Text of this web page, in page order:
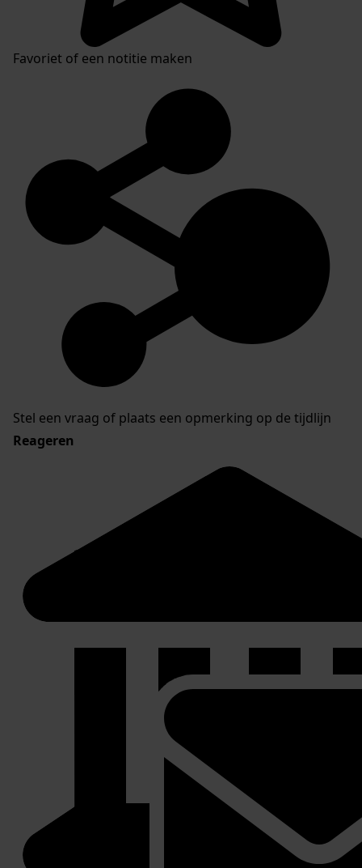
Favoriet of een notitie maken
Stel een vraag of plaats een opmerking op de tijdlijn
Reageren